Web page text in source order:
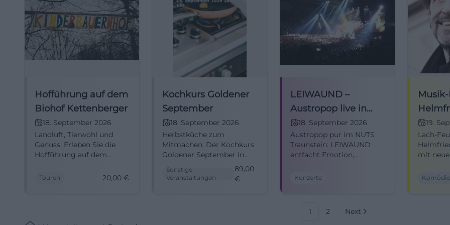
Hofführung auf dem
Biohof Kettenberger
18. September 2026
Landluft, Tierwohl und
Genuss: Erleben Sie die
Hofführung auf dem
Tittmoning. 18.09.2026, 17–
Touren 20,00 €
Kochkurs Goldener
September
18. September 2026
Herbstküche zum
Mitmachen: Der Kochkurs
Goldener September in
Traunstein bringt Genuss,
Wissen und saisonale
Sonstige
Veranstaltungen
89,00
€
LEIWAUND –
Austropop live in
Traunstein
18. September 2026
Austropop pur im NUTS
Traunstein: LEIWAUND
entfacht Emotion,
Atmosphäre. 18.09.2026,
#Austropop
Konzerte
raus
19.
Lach-
mit
Uhr.
Komödie
1 2
Next